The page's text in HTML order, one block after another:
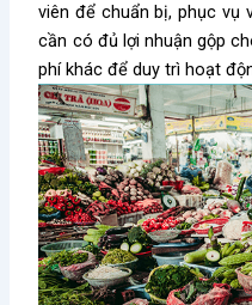
viên để chuẩn bị, phục vụ
cần có đủ lợi nhuận gộp
phí khác để duy trì hoạt